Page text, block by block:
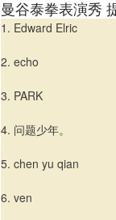
曼谷泰拳表演秀
1. Edward Elric
2. echo
3. PARK
4. 问题少年。
5. chen yu qian
6. ven